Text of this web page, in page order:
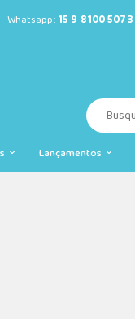
15 9 8100 5073
Lançamentos